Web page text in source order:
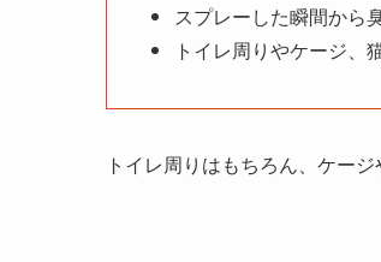
スプレーした瞬間から
トイレ周りやケージ、
トイレ周りはもちろん、ケー